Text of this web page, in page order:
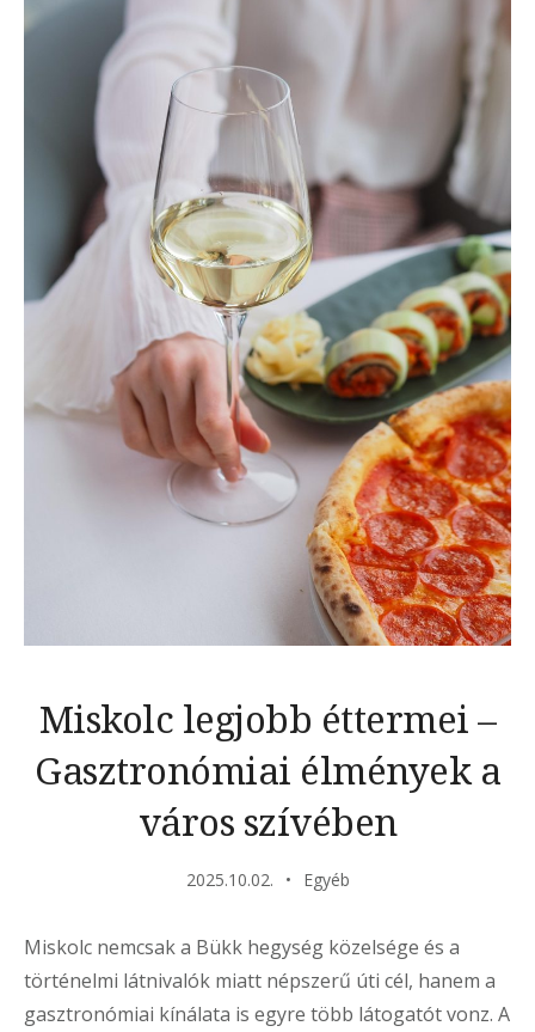
Miskolc legjobb éttermei –
Gasztronómiai élmények a
város szívében
2025.10.02. Egyéb
Miskolc nemcsak a Bükk hegység közelsége és a
történelmi látnivalók miatt népszerű úti cél, hanem a
gasztronómiai kínálata is egyre több látogatót vonz. A